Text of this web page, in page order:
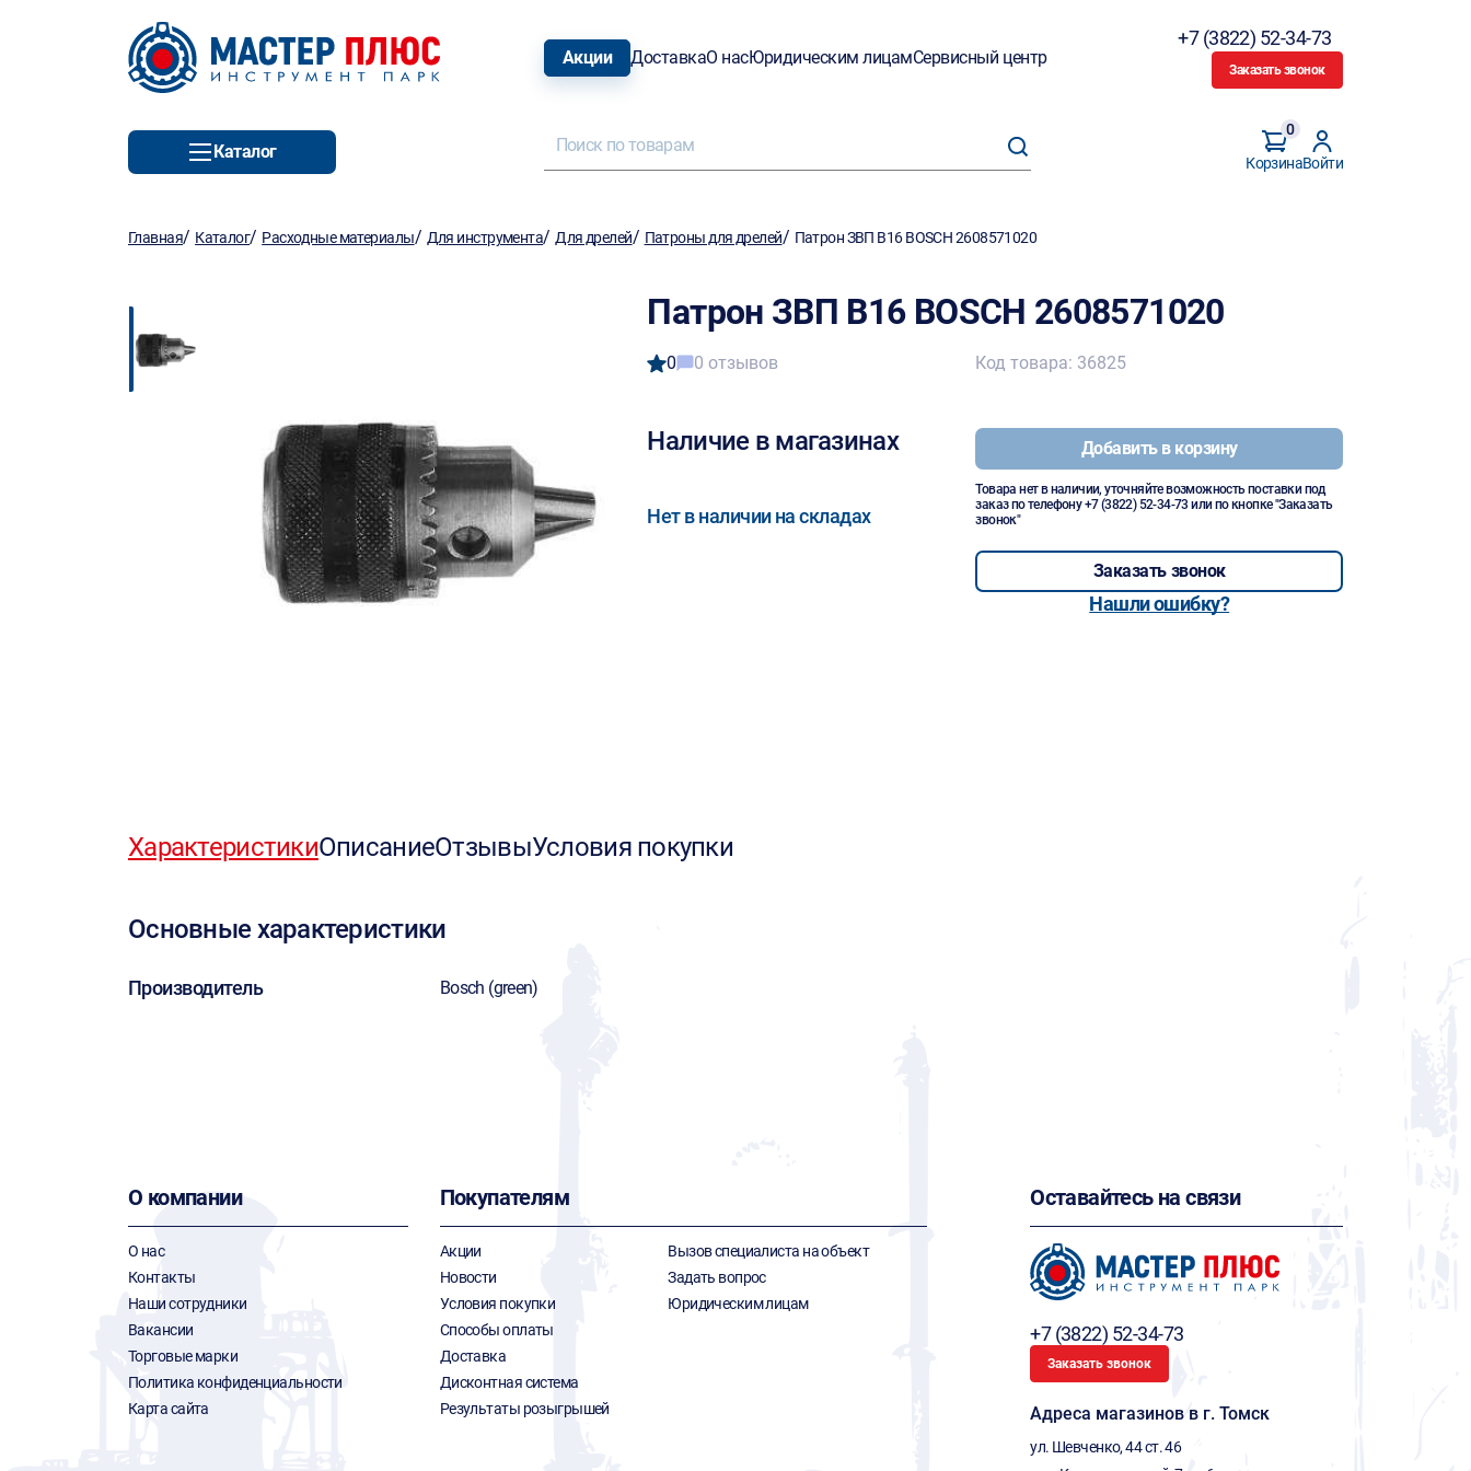
Акции ДоставкаО насЮридическим лицамСервисный центр
+7 (3822) 52-34-73
Заказать звонок
Каталог
Корзина
0
Войти
Главная/ Каталог/ Расходные материалы/ Для инструмента/Для дрелей/ Патроны для дрелей/ Патрон ЗВП В16 BOSCH 2608571020
Патрон ЗВП В16 BOSCH 2608571020
0 0 отзывов
Наличие в магазинах
Нет в наличии на складах
Код товара: 36825
Добавить в корзину
Товара нет в наличии, уточняйте возможность поставки под
заказ по телефону+7 (3822) 52-34-73 или по кнопке "Заказать
звонок"
Заказать звонок
Нашли ошибку?
ХарактеристикиОписаниеОтзывыУсловия покупки
Основные характеристики
Производитель Bosch (green)
О компании
О нас
Контакты
Наши сотрудники
Вакансии
Торговые марки
Политика конфиденциальности
Карта сайта
Покупателям
Акции
Новости
Условия покупки
Способы оплаты
Доставка
Дисконтная система
Результаты розыгрышей
Вызов специалиста на объект
Задать вопрос
Юридическим лицам
Оставайтесь на связи
+7 (3822) 52-34-73
Заказать звонок
Адреса магазинов в г. Томск
ул. Шевченко, 44 ст. 46